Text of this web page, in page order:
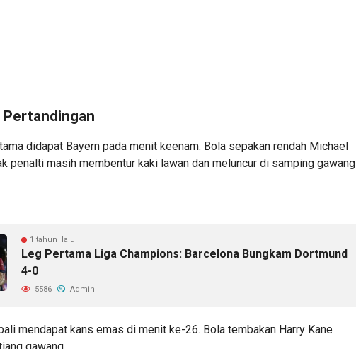
Pertandingan
didapat Bayern pada menit keenam. Bola sepakan rendah Michael
penalti masih membentur kaki lawan dan meluncur di samping gawang
1 tahun lalu
Leg Pertama Liga Champions: Barcelona Bungkam Dortmund
4-0
5586 Admin
mendapat kans emas di menit ke-26. Bola tembakan Harry Kane